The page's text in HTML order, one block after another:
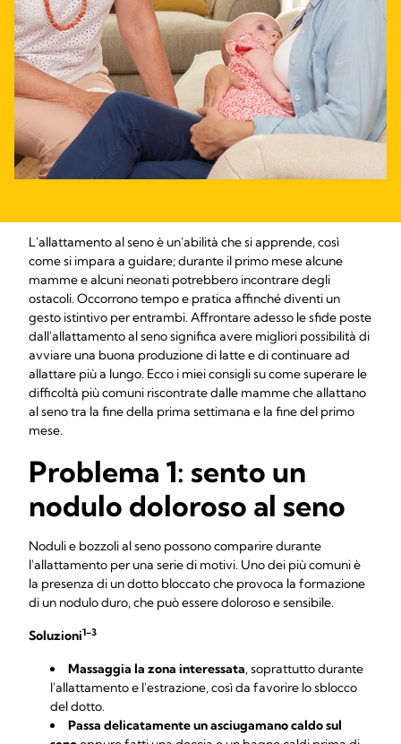
L'allattamento al seno è un'abilità che si apprende, così
come si impara a guidare; durante il primo mese alcune
mamme e alcuni neonati potrebbero incontrare degli
ostacoli. Occorrono tempo e pratica affinché diventi un
gesto istintivo per entrambi. Affrontare adesso le sfide poste
dall'allattamento al seno significa avere migliori possibilità di
avviare una buona produzione di latte e di continuare ad
allattare più a lungo. Ecco i miei consigli su come superare le
difficoltà più comuni riscontrate dalle mamme che allattano
al seno tra la fine della prima settimana e la fine del primo
mese.
Problema 1: sento un
nodulo doloroso al seno
Noduli e bozzoli al seno possono comparire durante
l'allattamento per una serie di motivi. Uno dei più comuni è
la presenza di un dotto bloccato che provoca la formazione
di un nodulo duro, che può essere doloroso e sensibile.
Soluzioni1–3
Massaggia la zona interessata, soprattutto durante
l'allattamento e l'estrazione, così da favorire lo sblocco
del dotto.
Passa delicatamente un asciugamano caldo sul